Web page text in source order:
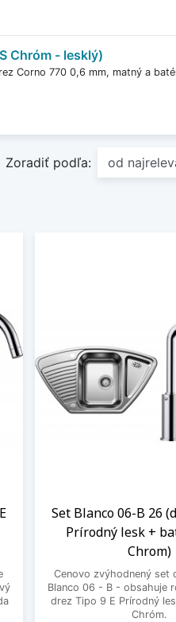
Chróm - lesklý)
Corno 770 0,6 mm, matný a
Zoradiť podľa:
Set Blanco 06-B 26
Prírodný lesk +
Chrom)
Cenovo zvýhodnený set
Blanco 06 - B - obsahuje
drez Tipo 9 E Prírodný
Chróm.